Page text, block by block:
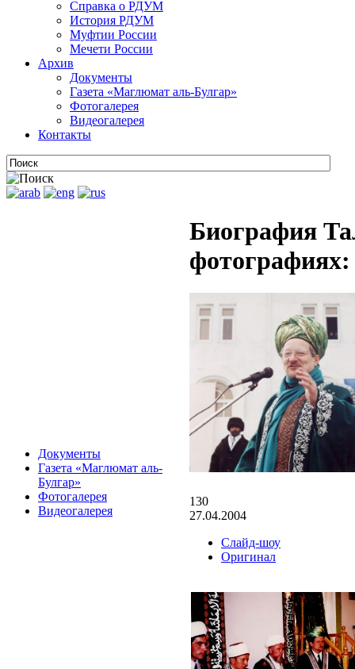
Справка о РДУМ
История РДУМ
Муфтии России
Мечети России
Архив
Документы
Газета «Маглюмат аль-Булгар»
Фотогалерея
Видеогалерея
Контакты
Документы
Газета «Маглюмат аль-
Булгар»
Фотогалерея
Видеогалерея
Биография
фотографиях:
130
27.04.2004
Слайд-шоу
Оригинал